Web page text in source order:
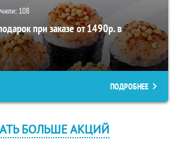
108
при заказе от 1490р. в
ПОДРОБНЕЕ
БОЛЬШЕ АКЦИЙ